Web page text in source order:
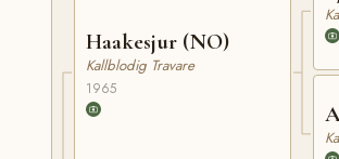
Haakesjur (NO)
Kallblodig Travare
1965